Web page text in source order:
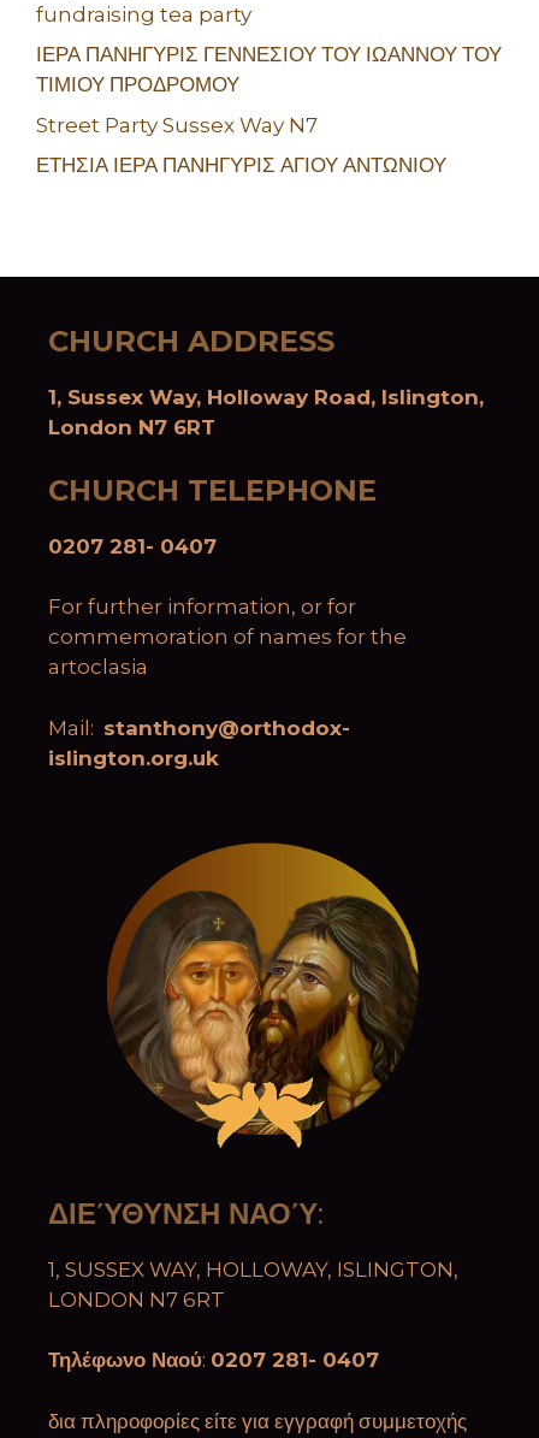
fundraising tea party
ΙΕΡΑ ΠΑΝΗΓΥΡΙΣ ΓΕΝΝΕΣΙΟΥ ΤΟΥ ΙΩΑΝΝΟΥ ΤΟΥ
ΤΙΜΙΟΥ ΠΡΟΔΡΟΜΟΥ
Street Party Sussex Way N7
ΕΤΗΣΙΑ ΙΕΡΑ ΠΑΝΗΓΥΡΙΣ ΑΓΙΟΥ ΑΝΤΩΝΙΟΥ
CHURCH ADDRESS
1, Sussex Way, Holloway Road, Islington,
London N7 6RT
CHURCH TELEPHONE
0207 281- 0407
For further information, or for
commemoration of names for the
artoclasia
Mail: stanthony@orthodox-
islington.org.uk
ΔΙΕΎΘΥΝΣΗ ΝΑΟΎ:
1, SUSSEX WAY, HOLLOWAY, ISLINGTON,
LONDON N7 6RT
Τηλέφωνο Ναού: 0207 281- 0407
δια πληροφορίες είτε για εγγραφή συμμετοχής